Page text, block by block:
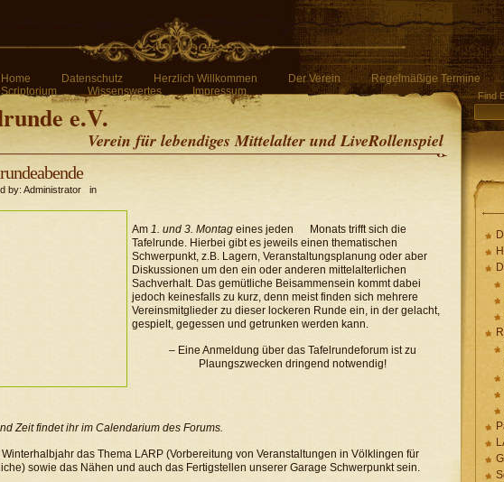
Home Datenschutz Herzlich Willkommen Der Verein Regelmäßige Termine
Scriptorium
Wissenswertes Impressum
e.V.
Verein für lebendiges Mittelalter und LiveRollenspiel
Find
by: Administrator in
Am 1. und 3. Montag eines jeden Monats trifft sich die
Tafelrunde. Hierbei gibt es jeweils einen thematischen
Schwerpunkt, z.B. Lagern, Veranstaltungsplanung oder aber
Diskussionen um den ein oder anderen mittelalterlichen
Sachverhalt. Das gemütliche Beisammensein kommt dabei
jedoch keinesfalls zu kurz, denn meist finden sich mehrere
Vereinsmitglieder zu dieser lockeren Runde ein, in der gelacht,
gespielt, gegessen und getrunken werden kann.
– Eine Anmeldung über das Tafelrundeforum ist zu
Plaungszwecken dringend notwendig!
Zeit findet ihr im Calendarium des Forums.
das Thema LARP (Vorbereitung von Veranstaltungen in Völklingen für
sowie das Nähen und auch das Fertigstellen unserer Garage Schwerpunkt sein.